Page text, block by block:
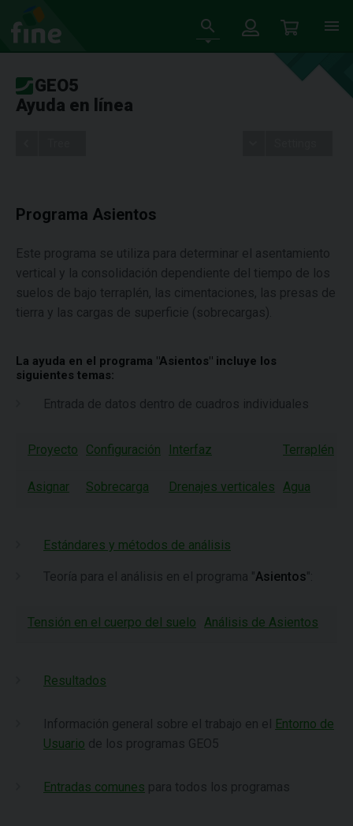
GEO5
Ayuda en línea
Programa Asientos
Este programa se utiliza para determinar el asentamiento
vertical y la consolidación dependiente del tiempo de los
suelos de bajo terraplén, las cimentaciones, las presas de
tierra y las cargas de superficie (sobrecargas).
La ayuda en el programa "Asientos" incluye los
siguientes temas:
Entrada de datos dentro de cuadros individuales
Proyecto Configuración Interfaz Terraplén
Asignar Sobrecarga Drenajes verticales Agua
Estándares y métodos de análisis
Teoría para el análisis en el programa "Asientos":
Tensión en el cuerpo del suelo Análisis de Asientos
Resultados
Información general sobre el trabajo en el Entorno de
Usuario de los programas GEO5
Entradas comunes para todos los programas